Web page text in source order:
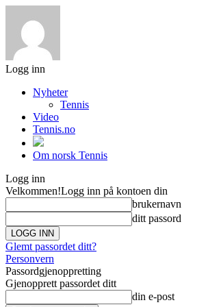
Logg inn
Nyheter
Tennis
Video
Tennis.no
Om norsk Tennis
Logg inn
Velkommen!Logg inn på kontoen din
brukernavn
ditt passord
Glemt passordet ditt?
Personvern
Passordgjenoppretting
Gjenopprett passordet ditt
din e-post